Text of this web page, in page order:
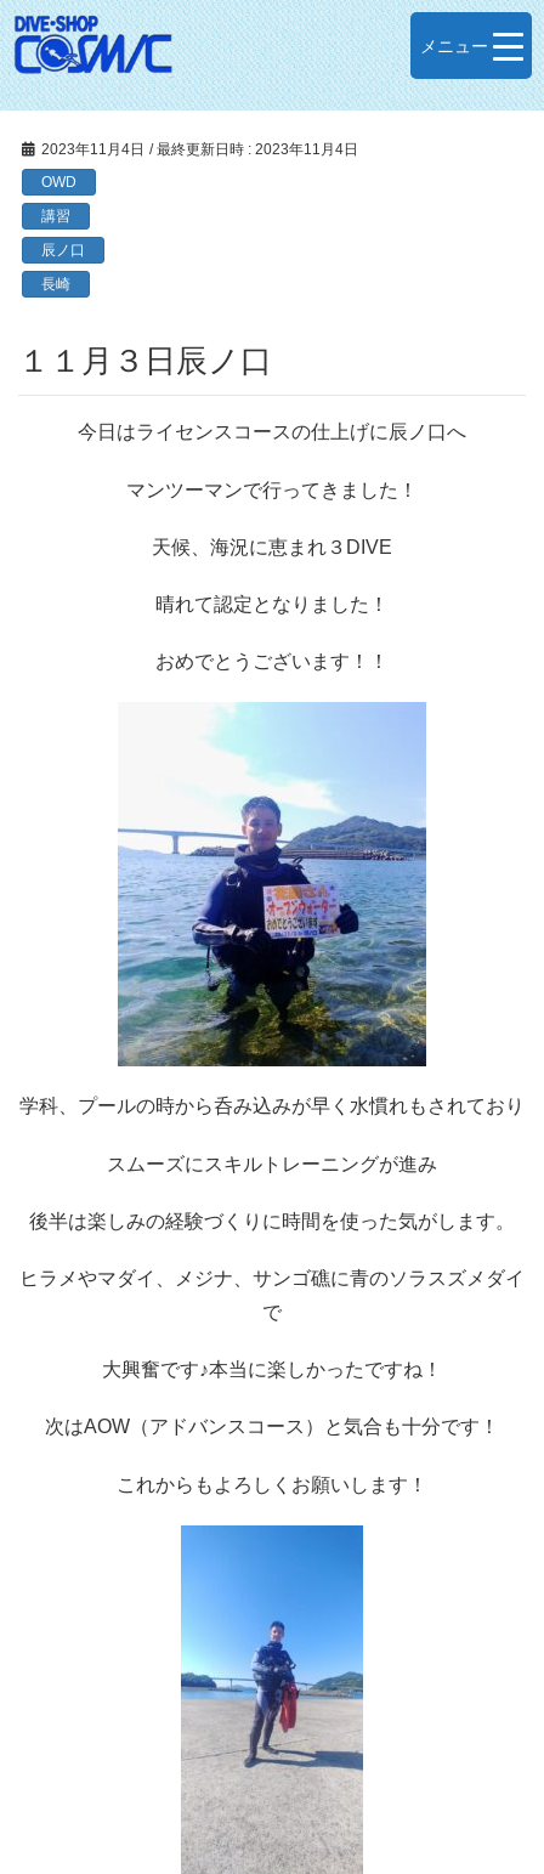
メニュー
2023年11月4日 / 最終更新日時 : 2023年11月4日
OWD
講習
辰ノ口
長崎
１１月３日辰ノ口
今日はライセンスコースの仕上げに辰ノ口へ
マンツーマンで行ってきました！
天候、海況に恵まれ３DIVE
晴れて認定となりました！
おめでとうございます！！
学科、プールの時から呑み込みが早く水慣れもされており
スムーズにスキルトレーニングが進み
後半は楽しみの経験づくりに時間を使った気がします。
ヒラメやマダイ、メジナ、サンゴ礁に青のソラスズメダイ
で
大興奮です♪本当に楽しかったですね！
次はAOW（アドバンスコース）と気合も十分です！
これからもよろしくお願いします！